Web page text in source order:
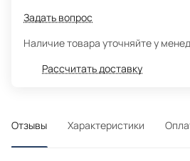
Задать вопрос
Наличие товара уточняйте у
Рассчитать доставку
Отзывы Характеристики